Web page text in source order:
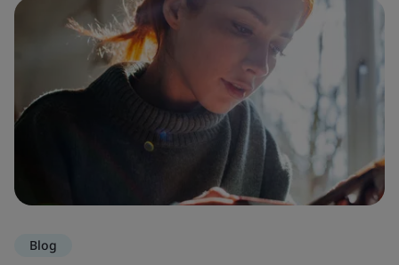
Blog